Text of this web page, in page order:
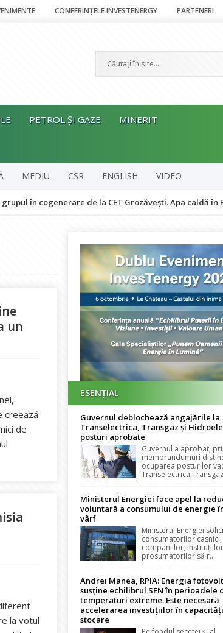
CONFERINȚELE INVESTENERGY PARTENERI
PETROL ȘI GAZE MINERIT
MEDIU CSR ENGLISH VIDEO
de la CET Grozăvești. Apa caldă în București
un
creează
de
Muntenia devine Furnizor de Ultimă Instanță
la votul
ESENȚIAL
Guvernul deblochează angajările la
Transelectrica, Transgaz și
posturi aprobate
Guvernul a aprobat,
memorandumuri
ocuparea posturilor
Ministerul Energiei face apel la
voluntară a consumului de energie
vârf
Ministerul Energiei
consumatorilor casnici,
companiilor,
prosumatorilor să r...
Andrei Manea, RPIA: Energia
susține echilibrul SEN în perioadele
temperaturi extreme. Este necesară
accelerarea investițiilor în
stocare